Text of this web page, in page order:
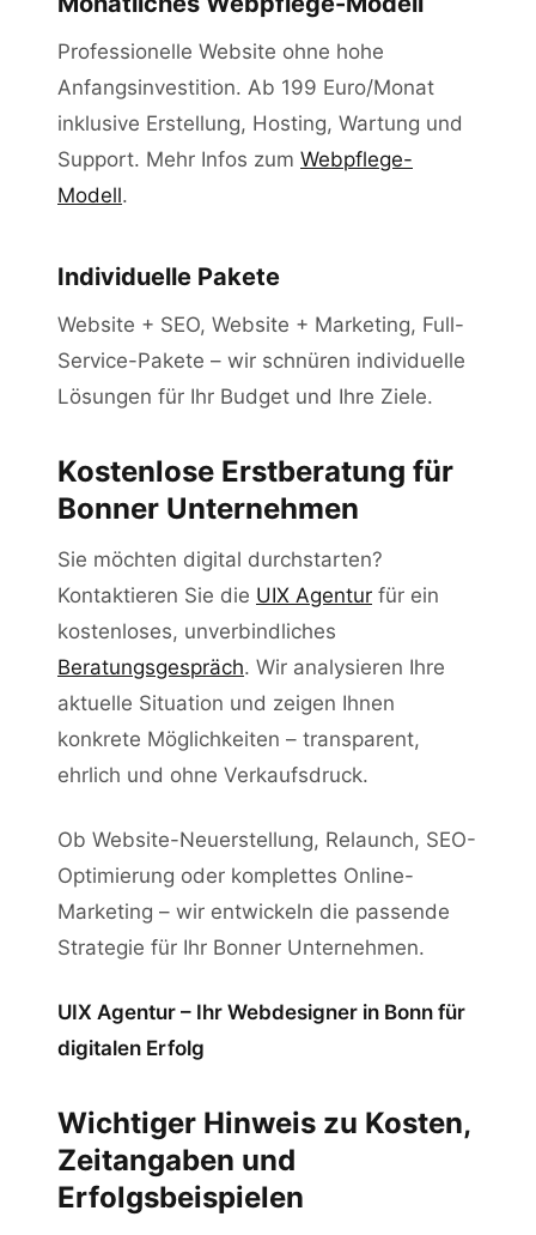
Professionelle Website ohne hohe
Anfangsinvestition. Ab 199 Euro/Monat
inklusive Erstellung, Hosting, Wartung und
Support. Mehr Infos zum Webpflege-
Modell.
Individuelle Pakete
Website + SEO, Website + Marketing, Full-
Service-Pakete – wir schnüren individuelle
Lösungen für Ihr Budget und Ihre Ziele.
Kostenlose Erstberatung für
Bonner Unternehmen
Sie möchten digital durchstarten?
Kontaktieren Sie die UIX Agentur für ein
kostenloses, unverbindliches
Beratungsgespräch. Wir analysieren Ihre
aktuelle Situation und zeigen Ihnen
konkrete Möglichkeiten – transparent,
ehrlich und ohne Verkaufsdruck.
Ob Website-Neuerstellung, Relaunch, SEO-
Optimierung oder komplettes Online-
Marketing – wir entwickeln die passende
Strategie für Ihr Bonner Unternehmen.
UIX Agentur – Ihr Webdesigner in Bonn für
digitalen Erfolg
Wichtiger Hinweis zu Kosten,
Zeitangaben und
Erfolgsbeispielen